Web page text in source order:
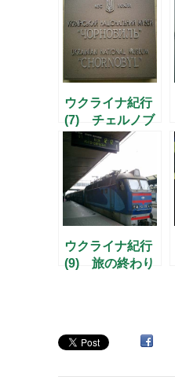
ウクライナ紀行
(7) チェルノブ
イリは終わらな
ウクライナ紀行
(9) 旅の終わり